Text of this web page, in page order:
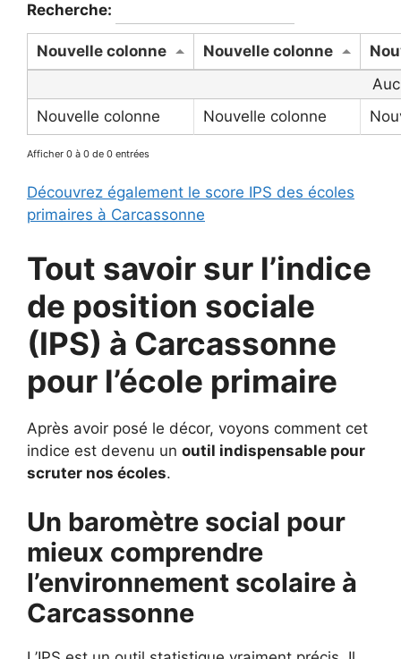
Recherche:
Nouvelle colonne Nouvelle colonne
Nouvelle colonne
Nouvelle colonne
Afficher 0 à 0 de 0 entrées
Découvrez également le score IPS des écoles
primaires à Carcassonne
Tout savoir sur l’indice
de position sociale
(IPS) à Carcassonne
pour l’école primaire
Après avoir posé le décor, voyons comment cet
indice est devenu un outil indispensable pour
scruter nos écoles.
Un baromètre social pour
mieux comprendre
l’environnement scolaire à
Carcassonne